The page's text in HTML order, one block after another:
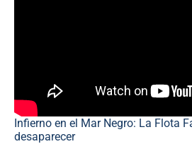
Infierno en el Mar Negro: La Flota
desaparecer